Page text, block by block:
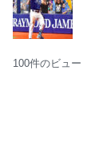
100件のビュー